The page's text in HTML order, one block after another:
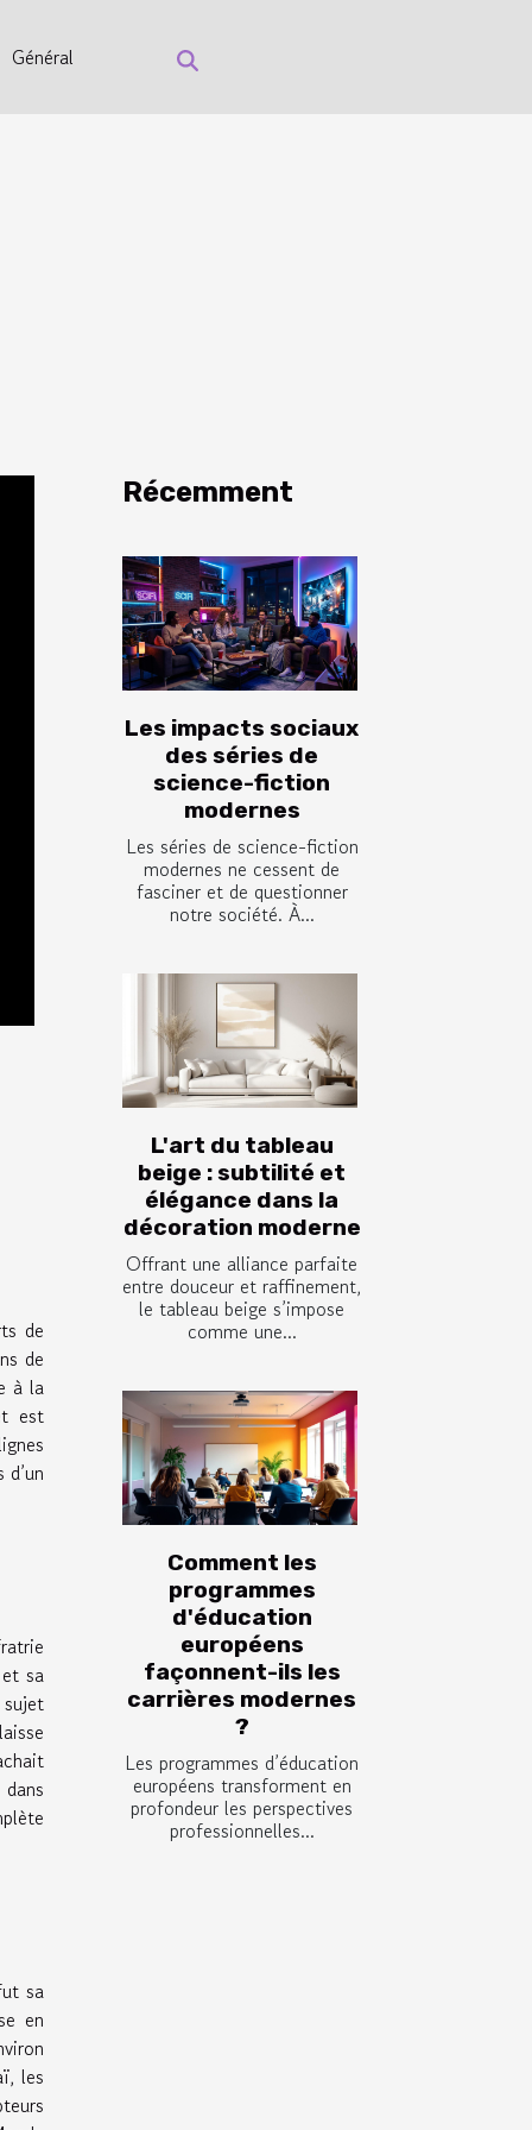
Général
de
de
à la
est
sa
sa
en
les
Récemment
Les impacts sociaux
des séries de
science-fiction
modernes
Les séries de science-fiction
modernes ne cessent de
fasciner et de questionner
notre société. À...
L'art du tableau
beige : subtilité et
élégance dans la
décoration moderne
Offrant une alliance parfaite
entre douceur et raffinement,
le tableau beige s’impose
comme une...
Comment les
programmes
d'éducation
européens
façonnent-ils les
carrières modernes
?
Les programmes d’éducation
européens transforment en
profondeur les perspectives
professionnelles...